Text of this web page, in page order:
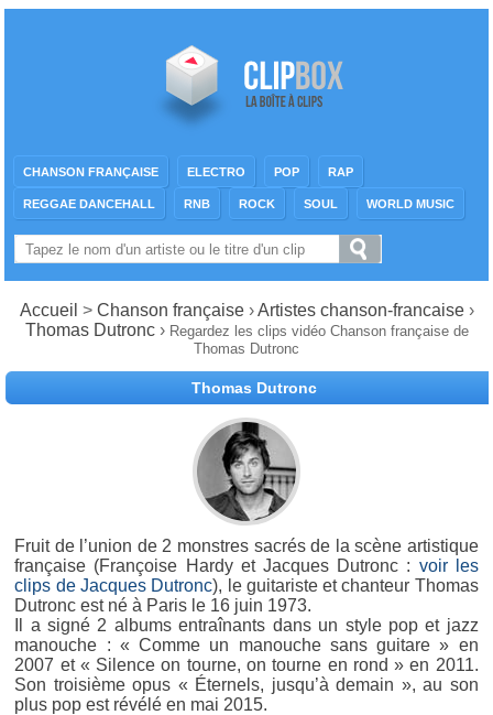
CHANSON FRANÇAISE ELECTRO POP RAP
REGGAE DANCEHALL RNB ROCK SOUL WORLD MUSIC
Accueil > Chanson française› Artistes chanson-francaise›
Thomas Dutronc› Regardez les clips vidéo Chanson française de
Thomas Dutronc
Thomas Dutronc
Fruit de l’union de 2 monstres sacrés de la scène artistique
française (Françoise Hardy et Jacques Dutronc : voir les
clips de Jacques Dutronc), le guitariste et chanteur Thomas
Dutronc est né à Paris le 16 juin 1973.
Il a signé 2 albums entraînants dans un style pop et jazz
manouche : « Comme un manouche sans guitare » en
2007 et « Silence on tourne, on tourne en rond » en 2011.
Son troisième opus « Éternels, jusqu’à demain », au son
plus pop est révélé en mai 2015.